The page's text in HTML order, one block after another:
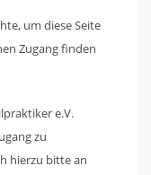
um diese Seite
Zugang finden
e.V.
zu
hierzu bitte an